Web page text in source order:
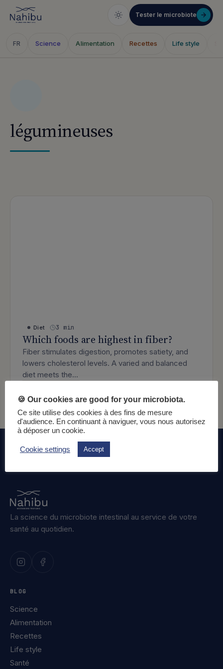
Tester le microbiote
FR Science Alimentation Recettes Life style
légumineuses
Diet 3 min
Which foods are highest in fiber?
Fiber stimulates digestion, promotes satiety, and
lowers cholesterol levels. A varied and balanced
diet meets the…
La science du microbiote intestinal au service de votre
santé au quotidien.
BLOG
Science
Alimentation
Recettes
Life style
Santé
🍪 Our cookies are good for your microbiota.
Ce site utilise des cookies à des fins de mesure
d'audience. En continuant à naviguer, vous nous autorisez
à déposer un cookie.
Cookie settings Accept